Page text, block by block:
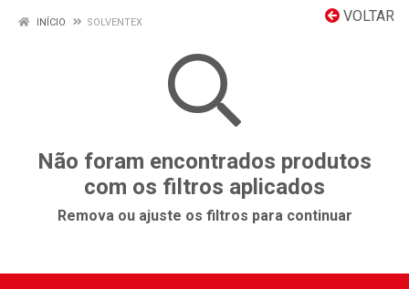
VOLTAR
INÍCIO SOLVENTEX
Não foram encontrados produtos
com os filtros aplicados
Remova ou ajuste os filtros para continuar